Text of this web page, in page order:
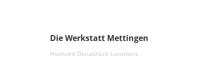
Die Werkstatt Mettingen
Hochzeit Osnabrück Locations